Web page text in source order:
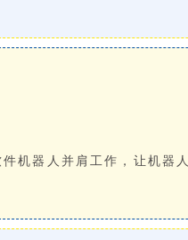
机器人并肩工作，让机器